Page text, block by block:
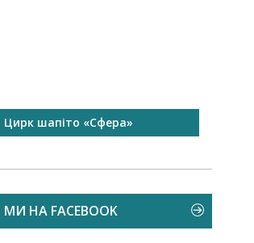
Цирк шапіто «Сфера»
МИ НА FACEBOOK